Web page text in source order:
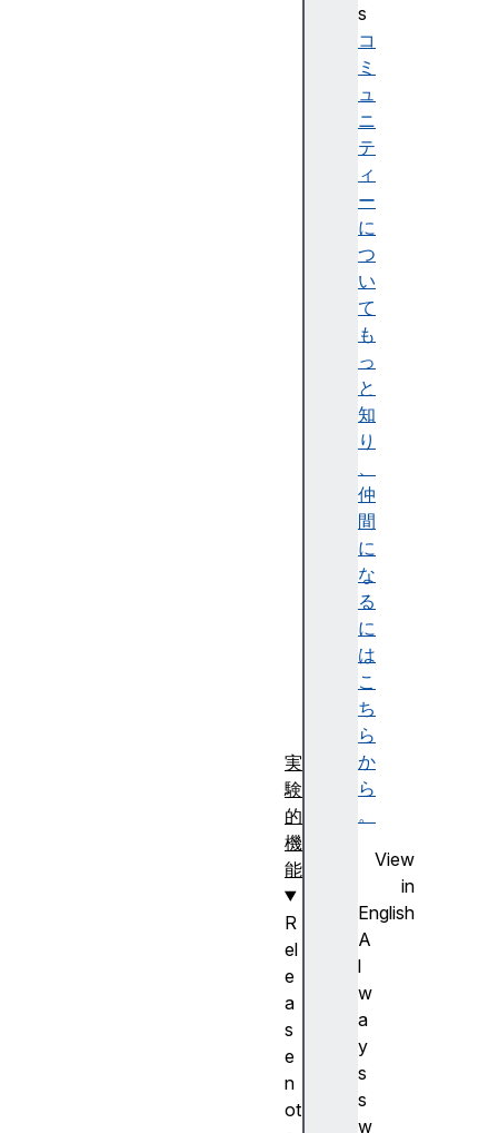
s
コ
ミ
ュ
ニ
テ
ィ
ー
に
つ
い
て
も
っ
と
知
り
、
仲
間
に
な
る
に
は
こ
ち
ら
か
ら
。
View
in
English
A
l
w
a
y
s
s
w
実
験
的
機
能
R
el
e
a
s
e
n
ot